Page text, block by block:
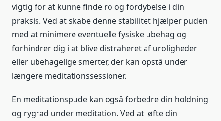
vigtig for at kunne finde ro og fordybelse i din
praksis. Ved at skabe denne stabilitet hjælper puden
med at minimere eventuelle fysiske ubehag og
forhindrer dig i at blive distraheret af uroligheder
eller ubehagelige smerter, der kan opstå under
længere meditationssessioner.
En meditationspude kan også forbedre din holdning
og rygrad under meditation. Ved at løfte din